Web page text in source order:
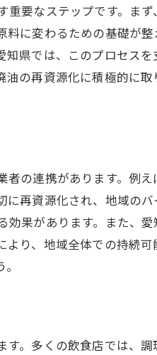
プログラム
環型社会の構築
の位置づけ
収活動
識改革
要なステップです。ま
に変わるための基礎が
県では、このプロセス
の再資源化に積極的に
の連携があります。例
再資源化され、地域の
果があります。また、
り、地域全体での持続
。多くの飲食店では、